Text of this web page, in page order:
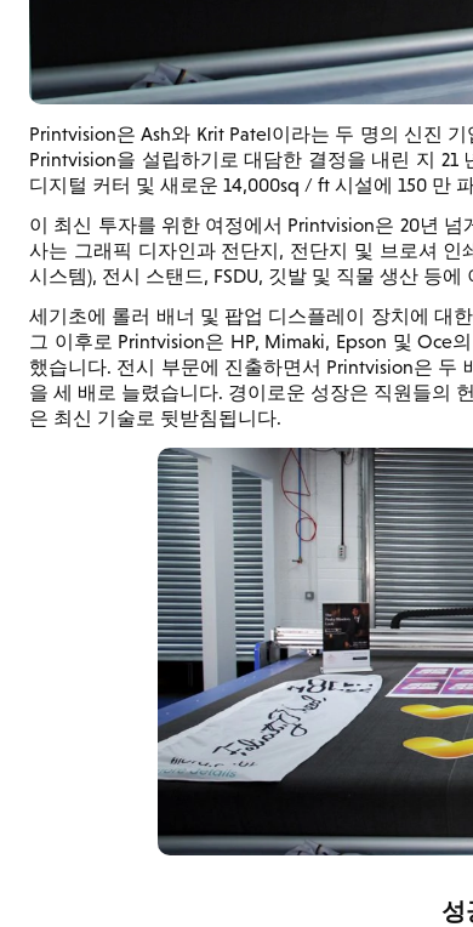
Printvision은 Ash와 Krit Patel이라는 두 명의 신진
Printvision을 설립하기로 대담한 결정을 내린 지 21
디지털 커터 및 새로운 14,000sq / ft 시설에 150 만
이 최신 투자를 위한 여정에서 Printvision은 20년
사는 그래픽 디자인과 전단지, 전단지 및 브로셔 인
시스템), 전시 스탠드, FSDU, 깃발 및 직물 생산 등
세기초에 롤러 배너 및 팝업 디스플레이 장치에 대
그 이후로 Printvision은 HP, Mimaki, Epson 및
했습니다. 전시 부문에 진출하면서 Printvision은 두
을 세 배로 늘렸습니다. 경이로운 성장은 직원들의
은 최신 기술로 뒷받침됩니다.
성